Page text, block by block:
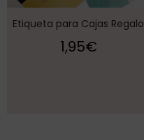
Etiqueta para Cajas Regalo
1,95€